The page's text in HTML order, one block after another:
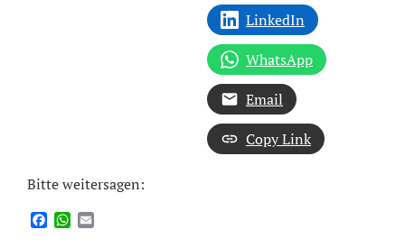
LinkedIn
WhatsApp
Email
Copy Link
Bitte weitersagen:
FacebookWhatsApp